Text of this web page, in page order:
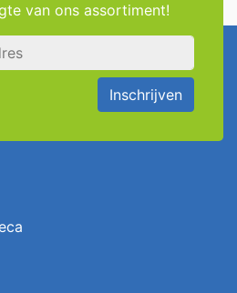
van ons assortiment!
Inschrijven